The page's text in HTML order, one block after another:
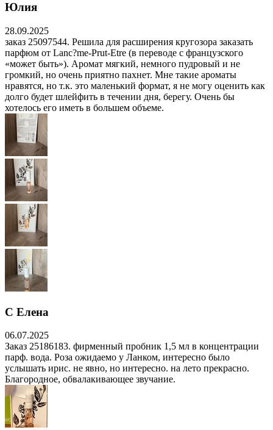
Юлия
28.09.2025
заказ 25097544. Решила для расширения кругозора заказать
парфюм от Lanc?me-Prut-Etre (в переводе с французского
«может быть»). Аромат мягкий, немного пудровый и не
громкий, но очень приятно пахнет. Мне такие ароматы
нравятся, но т.к. это маленький формат, я не могу оценить как
долго будет шлейфить в течении дня, берегу. Очень бы
хотелось его иметь в большем объеме.
С Елена
06.07.2025
Заказ 25186183. фирменный пробник 1,5 мл в концентрации
парф. вода. Роза ожидаемо у Ланком, интересно было
услышать ирис. не явно, но интересно. на лето прекрасно.
Благородное, обвалакивающее звучание.